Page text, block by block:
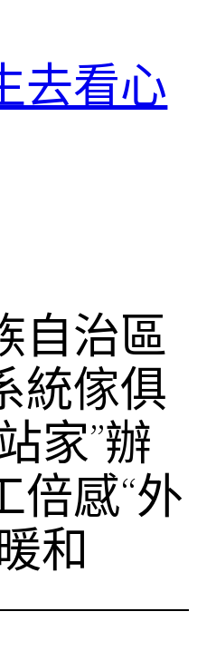
去看心
自治區
統傢俱
家”辦
倍感“外
和